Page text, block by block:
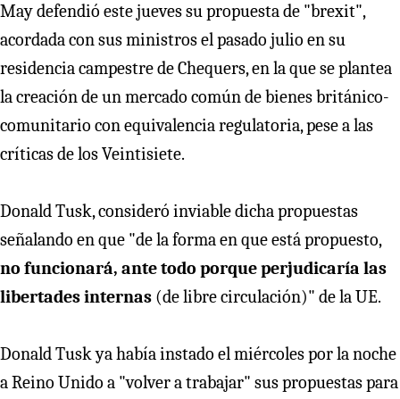
May defendió este jueves su propuesta de "brexit",
acordada con sus ministros el pasado julio en su
residencia campestre de Chequers, en la que se plantea
la creación de un mercado común de bienes británico-
comunitario con equivalencia regulatoria, pese a las
críticas de los Veintisiete.
Donald Tusk, consideró inviable dicha propuestas
señalando en que "de la forma en que está propuesto,
no funcionará, ante todo porque perjudicaría las
libertades internas (de libre circulación)" de la UE.
Donald Tusk ya había instado el miércoles por la noche
a Reino Unido a "volver a trabajar" sus propuestas para